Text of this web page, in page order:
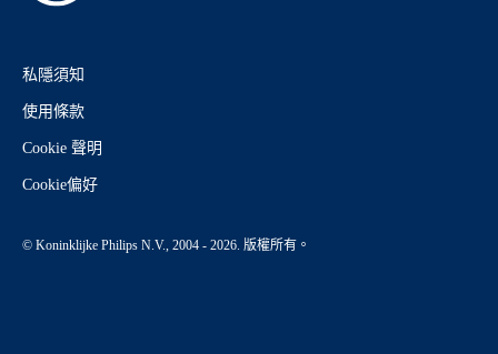
私隱須知
使用條款
Cookie 聲明
Cookie偏好
© Koninklijke Philips N.V., 2004 - 2026. 版權所有。